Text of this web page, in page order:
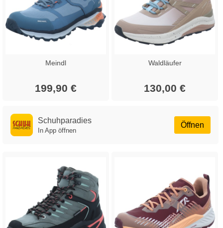
Meindl
199,90 €
Waldläufer
130,00 €
Öffnen
Schuhparadies
In App öffnen